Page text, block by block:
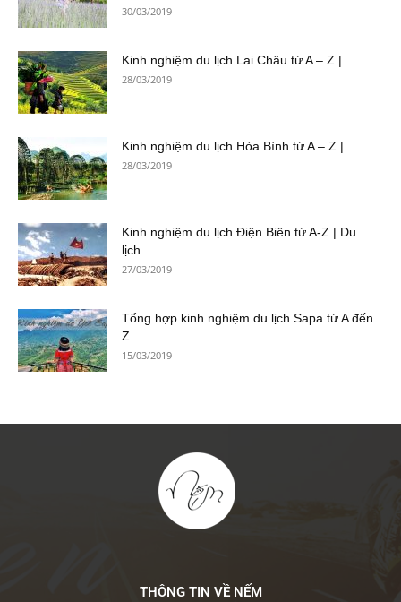
30/03/2019
Kinh nghiệm du lịch Lai Châu từ A – Z |...
28/03/2019
Kinh nghiệm du lịch Hòa Bình từ A – Z |...
28/03/2019
Kinh nghiệm du lịch Điện Biên từ A-Z | Du
lịch...
27/03/2019
Tổng hợp kinh nghiệm du lịch Sapa từ A đến
Z...
15/03/2019
THÔNG TIN VỀ NẾM